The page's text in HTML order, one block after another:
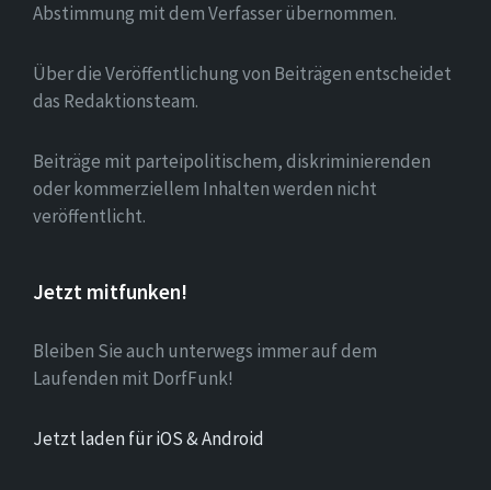
Abstimmung mit dem Verfasser übernommen.
Über die Veröffentlichung von Beiträgen entscheidet
das Redaktionsteam.
Beiträge mit parteipolitischem, diskriminierenden
oder kommerziellem Inhalten werden nicht
veröffentlicht.
Jetzt mitfunken!
Bleiben Sie auch unterwegs immer auf dem
Laufenden mit DorfFunk!
Jetzt laden für iOS & Android